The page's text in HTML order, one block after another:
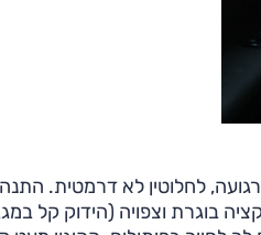
לחלוטין לא דרמטית.
בוגרת וצפויה (הידוק קל